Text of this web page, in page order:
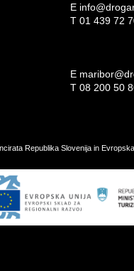
E
T 01 439 72
E
T 08 200 50
Republika Slovenija in